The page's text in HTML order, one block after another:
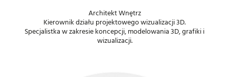
Architekt Wnętrz
Kierownik działu projektowego wizualizacji 3D.
Specjalistka w zakresie koncepcji, modelowania 3D, grafiki i
wizualizacji.